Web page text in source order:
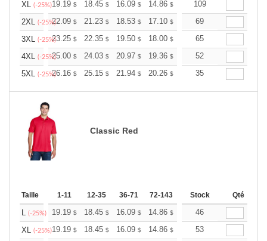
XL (-25%)19.19 $ 18.45 $ 16.09 $ 14.86 $ 14.11$
109
2XL (-25%)22.09 $ 21.23 $ 18.53 $ 17.10 $ 16.24$
69
3XL (-25%)23.25 $ 22.35 $ 19.50 $ 18.00 $ 17.10$
65
4XL (-25%)25.00 $ 24.03 $ 20.97 $ 19.36 $ 18.39$
52
5XL (-25%)26.16 $ 25.15 $ 21.94 $ 20.26 $ 19.24$
35
Classic Red
Taille 1-11 12-35 36-71 72-143 144-287 288 +
Stock Qté
L (-25%) 19.19 $ 18.45 $ 16.09 $ 14.86 $ 14.11$
46
XL (-25%)19.19 $ 18.45 $ 16.09 $ 14.86 $ 14.11$
53